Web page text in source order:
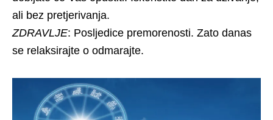
ali bez pretjerivanja.
ZDRAVLJE: Posljedice premorenosti. Zato danas
se relaksirajte o odmarajte.